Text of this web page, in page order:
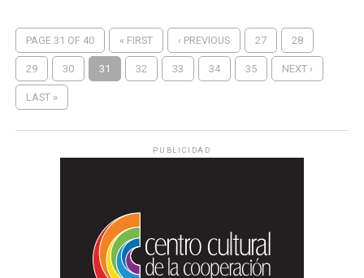
PAGE 31 OF 40 « FIRST ‹ PREVIOUS 27 28
29 30 31 32 33 34 35 NEXT ›
LAST »
PUBLICIDAD